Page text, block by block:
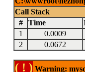
Call Stack
#
Time
1
0.0009
2
0.0672
( ! ) Warning: